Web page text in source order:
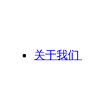
关于我们